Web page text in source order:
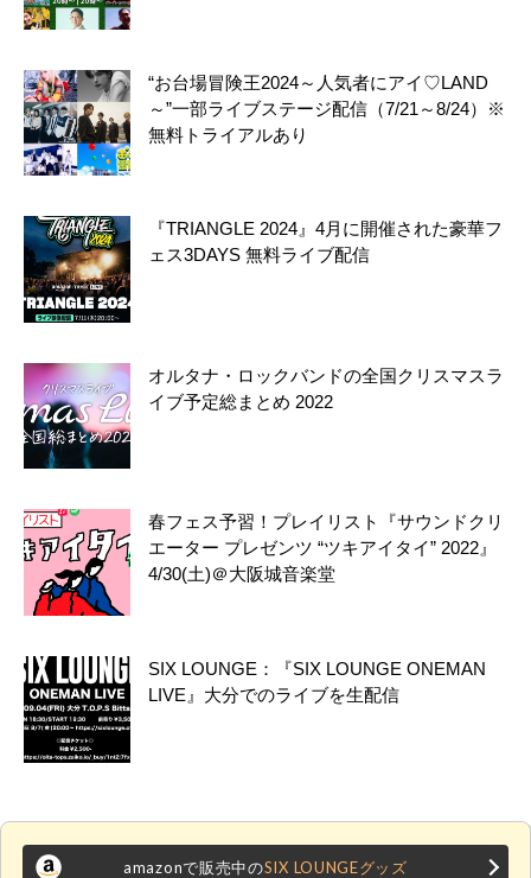
“お台場冒険王2024～人気者にアイ♡LAND
～”一部ライブステージ配信（7/21～8/24）※
無料トライアルあり
『TRIANGLE 2024』4月に開催された豪華フ
ェス3DAYS 無料ライブ配信
オルタナ・ロックバンドの全国クリスマスラ
イブ予定総まとめ 2022
春フェス予習！プレイリスト『サウンドクリ
エーター プレゼンツ “ツキアイタイ” 2022』
4/30(土)＠大阪城音楽堂
SIX LOUNGE：『SIX LOUNGE ONEMAN
LIVE』大分でのライブを生配信
amazonで販売中のSIX LOUNGEグッズ